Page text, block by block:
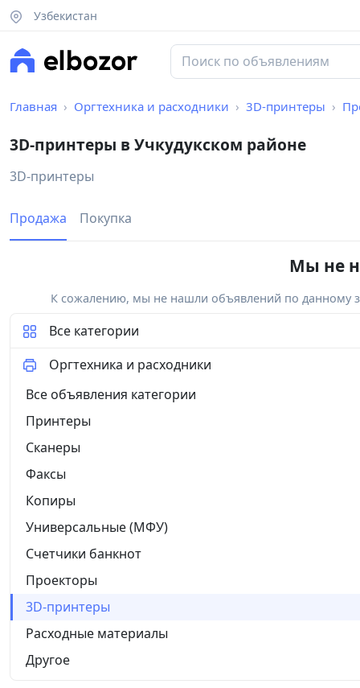
Узбекистан
Главная Оргтехника и расходники 3D-принтеры
3D-принтеры в Учкудукском районе
3D-принтеры
Продажа Покупка
Мы не
К сожалению, мы не нашли объявлений по данному
Все категории
Оргтехника и расходники
Все объявления категории
Принтеры
Сканеры
Факсы
Копиры
Универсальные (МФУ)
Счетчики банкнот
Проекторы
3D-принтеры
Расходные материалы
Другое